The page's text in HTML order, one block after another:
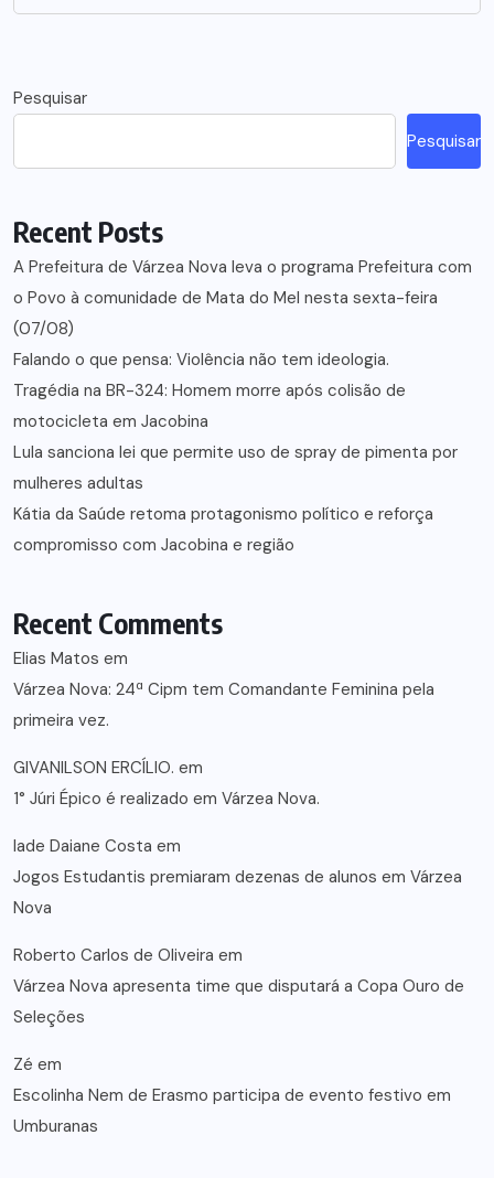
Pesquisar
Pesquisar
Recent Posts
A Prefeitura de Várzea Nova leva o programa Prefeitura com
o Povo à comunidade de Mata do Mel nesta sexta-feira
(07/08)
Falando o que pensa: Violência não tem ideologia.
Tragédia na BR-324: Homem morre após colisão de
motocicleta em Jacobina
Lula sanciona lei que permite uso de spray de pimenta por
mulheres adultas
Kátia da Saúde retoma protagonismo político e reforça
compromisso com Jacobina e região
Recent Comments
Elias Matos em
Várzea Nova: 24ª Cipm tem Comandante Feminina pela
primeira vez.
GIVANILSON ERCÍLIO. em
1° Júri Épico é realizado em Várzea Nova.
lade Daiane Costa em
Jogos Estudantis premiaram dezenas de alunos em Várzea
Nova
Roberto Carlos de Oliveira em
Várzea Nova apresenta time que disputará a Copa Ouro de
Seleções
Zé em
Escolinha Nem de Erasmo participa de evento festivo em
Umburanas